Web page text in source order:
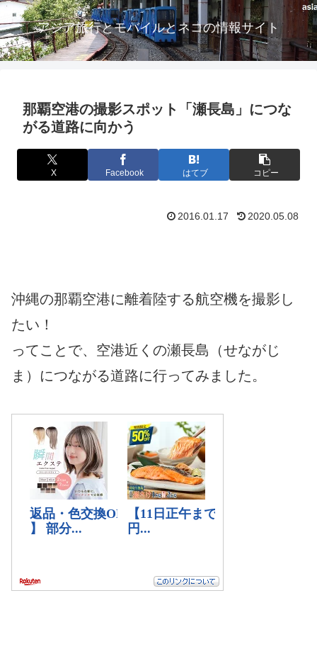
アジア旅行とモバイルとネコの情報サイト
那覇空港の撮影スポット「瀬長島」につな
がる道路に向かう
X Facebook はてブ コピー
2016.01.17 2020.05.08
沖縄の那覇空港に離着陸する航空機を撮影し
たい！
ってことで、空港近くの瀬長島（せながじ
ま）につながる道路に行ってみました。